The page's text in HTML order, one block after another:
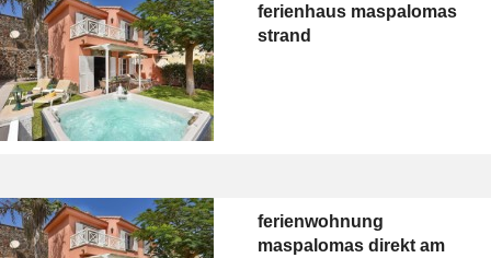
ferienhaus maspalomas
strand
ferienwohnung
maspalomas direkt am